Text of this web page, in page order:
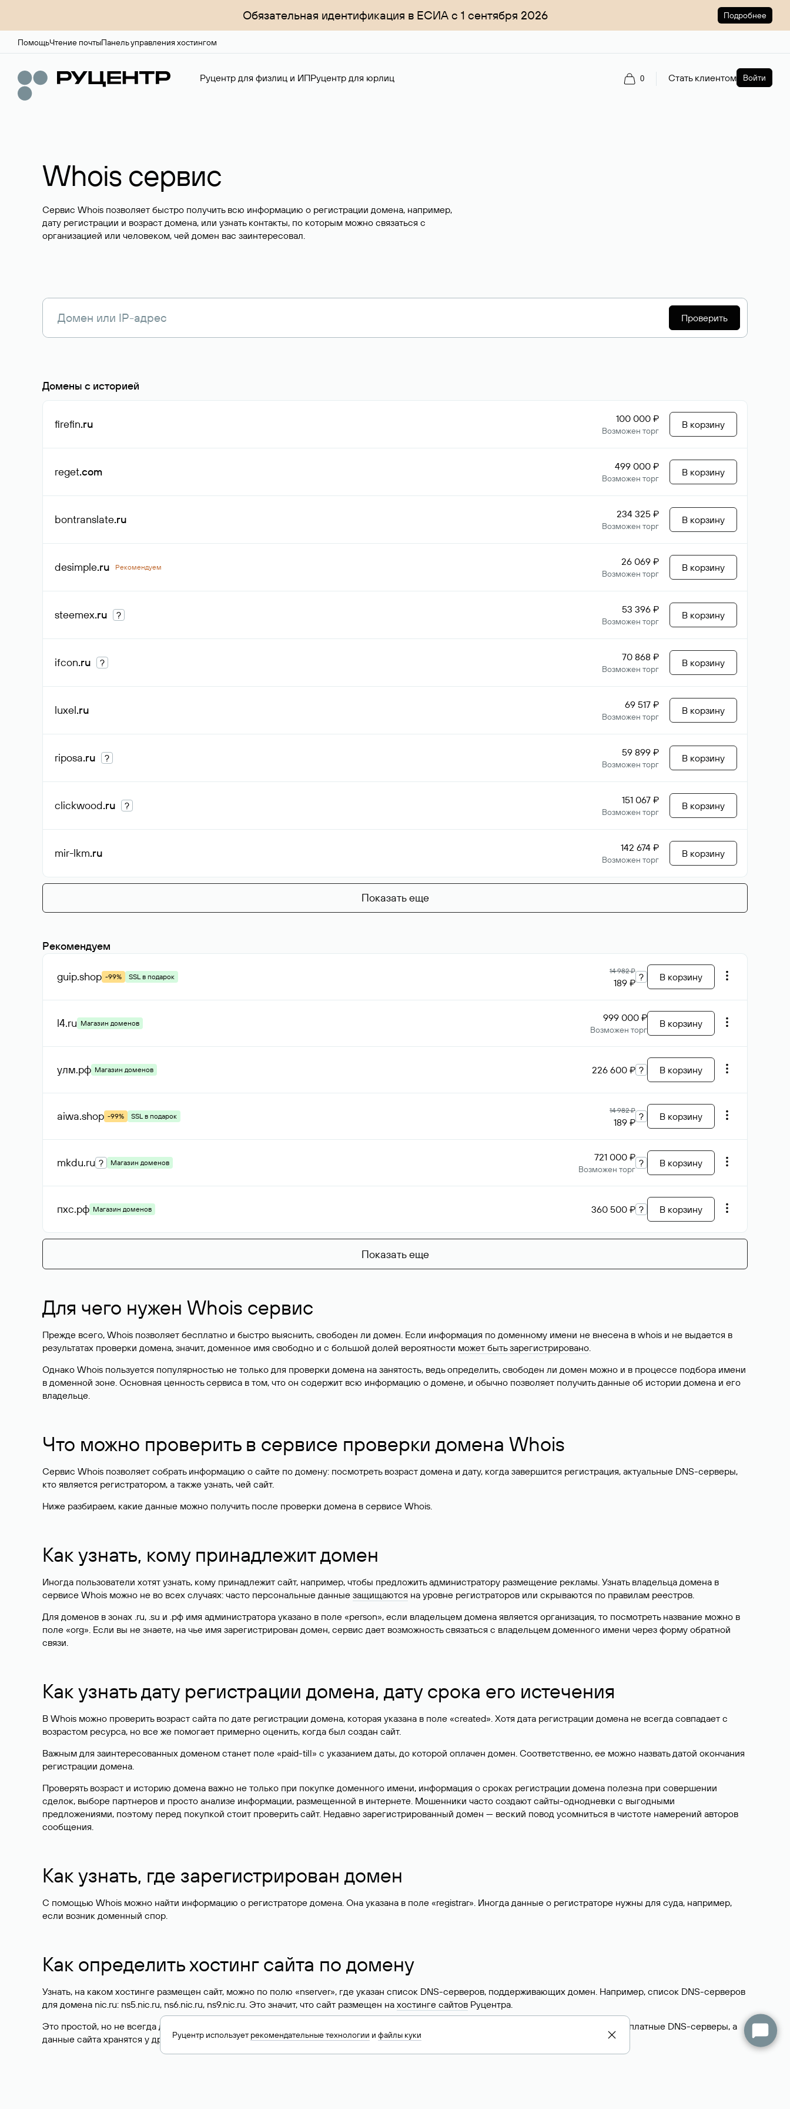
Обязательная идентификация в ЕСИА с 1 сентября 2026 Подробнее
ПомощьЧтение почтыПанель управления хостингом
Руцентр для физлиц и ИПРуцентр для юрлиц 0 Стать клиентом Войти
Whois сервис
Сервис Whois позволяет быстро получить всю информацию о регистрации домена, например,
дату регистрации и возраст домена, или узнать контакты, по которым можно связаться с
организацией или человеком, чей домен вас заинтересовал.
Проверить
Домены с историей
firefin.ru 100 000 ₽
Возможен торг
В корзину
reget.com 499 000 ₽
Возможен торг
В корзину
bontranslate.ru 234 325 ₽
Возможен торг
В корзину
desimple.ru Рекомендуем 26 069 ₽
Возможен торг
В корзину
steemex.ru ? 53 396 ₽
Возможен торг
В корзину
ifcon.ru ? 70 868 ₽
Возможен торг
В корзину
luxel.ru 69 517 ₽
Возможен торг
В корзину
riposa.ru ? 59 899 ₽
Возможен торг
В корзину
clickwood.ru ? 151 067 ₽
Возможен торг
В корзину
mir-lkm.ru 142 674 ₽
Возможен торг
В корзину
Показать еще
Рекомендуем
guip.shop -99% SSL в подарок
14 982 ₽
189 ₽ ? В корзину
l4.ru Магазин доменов 999 000 ₽
Возможен торг
В корзину
улм.рф Магазин доменов 226 600 ₽ ? В корзину
aiwa.shop -99% SSL в подарок
14 982 ₽
189 ₽ ? В корзину
mkdu.ru ? Магазин доменов 721 000 ₽
Возможен торг
? В корзину
пхс.рф Магазин доменов 360 500 ₽ ? В корзину
Показать еще
Для чего нужен Whois сервис
Прежде всего, Whois позволяет бесплатно и быстро выяснить, свободен ли домен. Если информация по доменному имени не внесена в whois и не выдается в
результатах проверки домена, значит, доменное имя свободно и с большой долей вероятности может быть зарегистрировано.
Однако Whois пользуется популярностью не только для проверки домена на занятость, ведь определить, свободен ли домен можно и в процессе подбора имени
в доменной зоне. Основная ценность сервиса в том, что он содержит всю информацию о домене, и обычно позволяет получить данные об истории домена и его
владельце.
Что можно проверить в сервисе проверки домена Whois
Сервис Whois позволяет собрать информацию о сайте по домену: посмотреть возраст домена и дату, когда завершится регистрация, актуальные DNS-серверы,
кто является регистратором, а также узнать, чей сайт.
Ниже разбираем, какие данные можно получить после проверки домена в сервисе Whois.
Как узнать, кому принадлежит домен
Иногда пользователи хотят узнать, кому принадлежит сайт, например, чтобы предложить администратору размещение рекламы. Узнать владельца домена в
сервисе Whois можно не во всех случаях: часто персональные данные защищаются на уровне регистраторов или скрываются по правилам реестров.
Для доменов в зонах .ru, .su и .рф имя администратора указано в поле «person», если владельцем домена является организация, то посмотреть название можно в
поле «org». Если вы не знаете, на чье имя зарегистрирован домен, сервис дает возможность связаться с владельцем доменного имени через форму обратной
связи.
Как узнать дату регистрации домена, дату срока его истечения
В Whois можно проверить возраст сайта по дате регистрации домена, которая указана в поле «created». Хотя дата регистрации домена не всегда совпадает с
возрастом ресурса, но все же помогает примерно оценить, когда был создан сайт.
Важным для заинтересованных доменом станет поле «paid-till» с указанием даты, до которой оплачен домен. Соответственно, ее можно назвать датой окончания
регистрации домена.
Проверять возраст и историю домена важно не только при покупке доменного имени, информация о сроках регистрации домена полезна при совершении
сделок, выборе партнеров и просто анализе информации, размещенной в интернете. Мошенники часто создают сайты-однодневки с выгодными
предложениями, поэтому перед покупкой стоит проверить сайт. Недавно зарегистрированный домен — веский повод усомниться в чистоте намерений авторов
сообщения.
Как узнать, где зарегистрирован домен
С помощью Whois можно найти информацию о регистраторе домена. Она указана в поле «registrar». Иногда данные о регистраторе нужны для суда, например,
если возник доменный спор.
Как определить хостинг сайта по домену
Узнать, на каком хостинге размещен сайт, можно по полю «nserver», где указан список DNS-серверов, поддерживающих домен. Например, список DNS-серверов
для домена nic.ru: ns5.nic.ru, ns6.nic.ru, ns9.nic.ru. Это значит, что сайт размещен на хостинге сайтов Руцентра.
Это простой, но не всегда достоверный способ узнать хостинг-провайдера сайта. Иногда владельцы сайтов делегируют домен на бесплатные DNS-серверы, а
данные сайта хранятся у другого хостинг-провайдера.
Руцентр использует рекомендательные технологии и файлы куки